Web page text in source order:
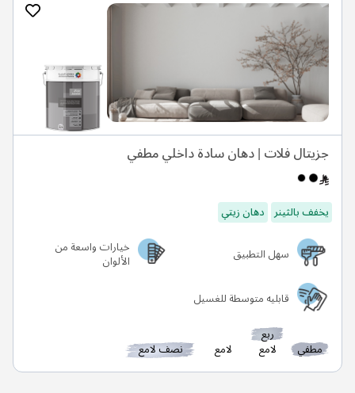
جزيتال فلات | دهان سادة داخلي مطفي
يخفف بالثينر دهان زيتي
سهل التطبيق
خيارات واسعة من
الألوان
قابليه متوسطة للغسيل
مطفي
ربع
لامع لامع نصف لامع